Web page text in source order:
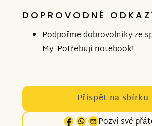
DOPROVODNÉ
Podpořme dobrovolníky ze
My. Potřebují notebook!
Přispět na sbírku
Pozvi své